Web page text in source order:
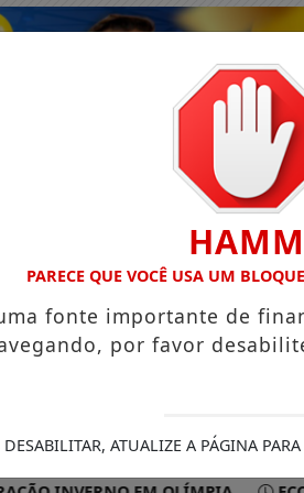
VÍDEOS EVENTOS
HAMM
PARECE QUE VOCÊ USA UM
fonte importante de
por favor
DESABILITAR, ATUALIZE A PÁGINA